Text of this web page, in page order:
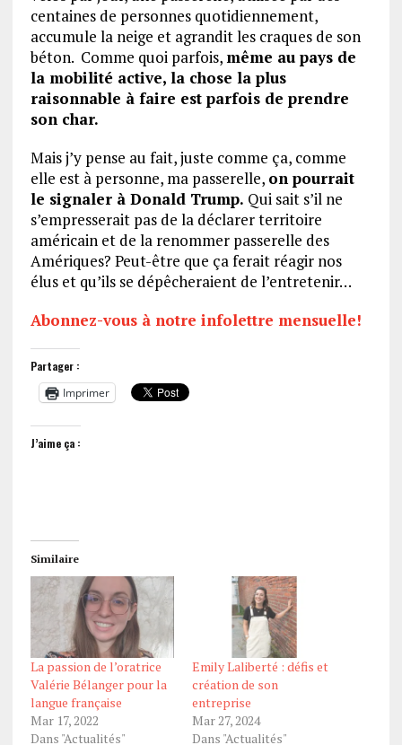
centaines de personnes quotidiennement,
accumule la neige et agrandit les craques de son
béton. Comme quoi parfois, même au pays de
la mobilité active, la chose la plus
raisonnable à faire est parfois de prendre
son char.
Mais j’y pense au fait, juste comme ça, comme
elle est à personne, ma passerelle, on pourrait
le signaler à Donald Trump. Qui sait s’il ne
s’empresserait pas de la déclarer territoire
américain et de la renommer passerelle des
Amériques? Peut-être que ça ferait réagir nos
élus et qu’ils se dépêcheraient de l’entretenir…
Abonnez-vous à notre infolettre mensuelle!
Partager :
Imprimer
J’aime ça :
Similaire
La passion de l’oratrice
Valérie Bélanger pour la
langue française
Mar 17, 2022
Dans "Actualités"
Emily Laliberté : défis et
création de son
entreprise
Mar 27, 2024
Dans "Actualités"